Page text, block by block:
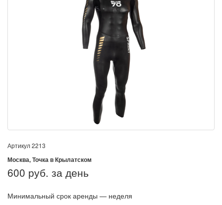
Артикул2213
Москва, Точка в Крылатском
600 руб. за день
Минимальный срок аренды — неделя